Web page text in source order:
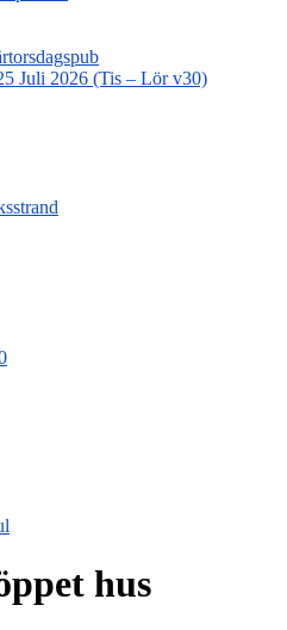
Juli 2026 (Tis – Lör v30)
hus